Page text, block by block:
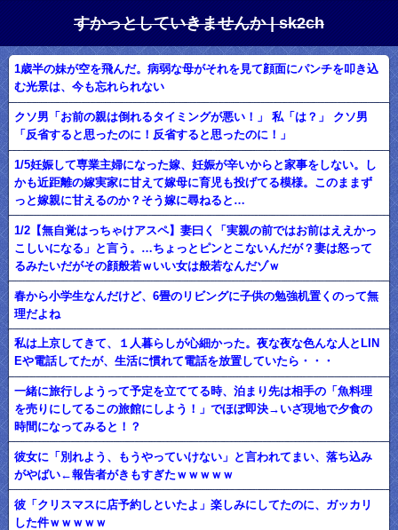
すかっとしていきませんか | sk2ch
1歳半の妹が空を飛んだ。病弱な母がそれを見て顔面にパンチを叩き込
む光景は、今も忘れられない
クソ男「お前の親は倒れるタイミングが悪い！」 私「は？」 クソ男
「反省すると思ったのに！反省すると思ったのに！」
1/5妊娠して専業主婦になった嫁、妊娠が辛いからと家事をしない。し
かも近距離の嫁実家に甘えて嫁母に育児も投げてる模様。このままず
っと嫁親に甘えるのか？そう嫁に尋ねると…
1/2【無自覚はっちゃけアスペ】妻曰く「実親の前ではお前はええかっ
こしいになる」と言う。…ちょっとピンとこないんだが？妻は怒って
るみたいだがその顔般若ｗいい女は般若なんだゾｗ
春から小学生なんだけど、6畳のリビングに子供の勉強机置くのって無
理だよね
私は上京してきて、１人暮らしが心細かった。夜な夜な色んな人とLIN
Eや電話してたが、生活に慣れて電話を放置していたら・・・
一緒に旅行しようって予定を立ててる時、泊まり先は相手の「魚料理
を売りにしてるこの旅館にしよう！」でほぼ即決→いざ現地で夕食の
時間になってみると！？
彼女に「別れよう、もうやっていけない」と言われてまい、落ち込み
がやばい←報告者がきもすぎたｗｗｗｗｗ
彼「クリスマスに店予約しといたよ」楽しみにしてたのに、ガッカリ
した件ｗｗｗｗｗ